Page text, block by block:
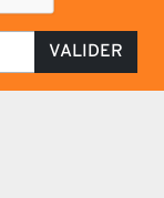
VALIDER